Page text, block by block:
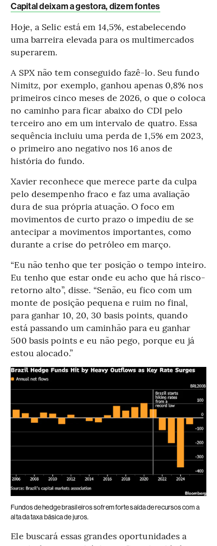
Capital deixam a gestora, dizem fontes
Hoje, a Selic está em 14,5%, estabelecendo
uma barreira elevada para os multimercados
superarem.
A SPX não tem conseguido fazê-lo. Seu fundo
Nimitz, por exemplo, ganhou apenas 0,8% nos
primeiros cinco meses de 2026, o que o coloca
no caminho para ficar abaixo do CDI pelo
terceiro ano em um intervalo de quatro. Essa
sequência incluiu uma perda de 1,5% em 2023,
o primeiro ano negativo nos 16 anos de
história do fundo.
Xavier reconhece que merece parte da culpa
pelo desempenho fraco e faz uma avaliação
dura de sua própria atuação. O foco em
movimentos de curto prazo o impediu de se
antecipar a movimentos importantes, como
durante a crise do petróleo em março.
“Eu não tenho que ter posição o tempo inteiro.
Eu tenho que estar onde eu acho que há risco-
retorno alto”, disse. “Senão, eu fico com um
monte de posição pequena e ruim no final,
para ganhar 10, 20, 30 basis points, quando
está passando um caminhão para eu ganhar
500 basis points e eu não pego, porque eu já
estou alocado.”
Fundos de hedge brasileiros sofrem forte saída de recursos com a
alta da taxa básica de juros.
Ele buscará essas grandes oportunidades a